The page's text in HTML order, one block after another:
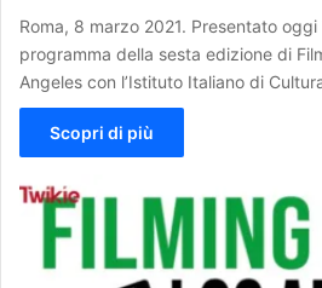
Roma, 8 marzo 2021. Presentato
programma della sesta edizione di
Angeles con l’Istituto Italiano di
Scopri di più